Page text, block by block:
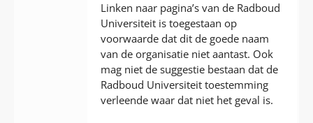
Linken naar pagina’s van de Radboud
Universiteit is toegestaan op
voorwaarde dat dit de goede naam
van de organisatie niet aantast. Ook
mag niet de suggestie bestaan dat de
Radboud Universiteit toestemming
verleende waar dat niet het geval is.